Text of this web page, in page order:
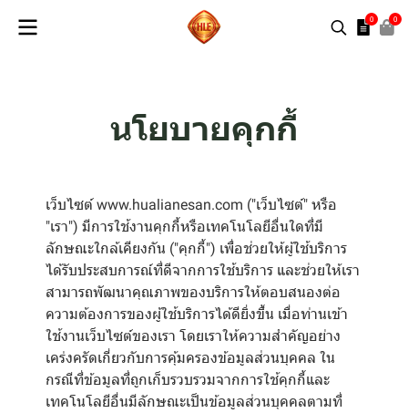
0 0
นโยบายคุกกี้
เว็บไซต์ www.hualianesan.com ("เว็บไซต์" หรือ
"เรา") มีการใช้งานคุกกี้หรือเทคโนโลยีอื่นใดที่มี
ลักษณะใกล้เคียงกัน ("คุกกี้") เพื่อช่วยให้ผู้ใช้บริการ
ได้รับประสบการณ์ที่ดีจากการใช้บริการ และช่วยให้เรา
สามารถพัฒนาคุณภาพของบริการให้ตอบสนองต่อ
ความต้องการของผู้ใช้บริการได้ดียิ่งขึ้น เมื่อท่านเข้า
ใช้งานเว็บไซต์ของเรา โดยเราให้ความสำคัญอย่าง
เคร่งครัดเกี่ยวกับการคุ้มครองข้อมูลส่วนบุคคล ใน
กรณีที่ข้อมูลที่ถูกเก็บรวบรวมจากการใช้คุกกี้และ
เทคโนโลยีอื่นมีลักษณะเป็นข้อมูลส่วนบุคคลตามที่